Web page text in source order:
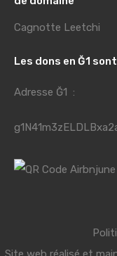
Cagnotte Leetchi
Les dons en Ğ1
Adresse Ğ1 :